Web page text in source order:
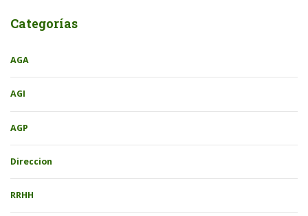
Categorías
AGA
AGI
AGP
Direccion
RRHH